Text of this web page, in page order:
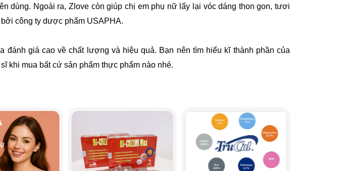
dùng. Ngoài ra, Zlove còn giúp chị em phụ nữ lấy lại vóc dáng thon gon, tươi
công ty dược phẩm USAPHA.
đánh giá cao về chất lượng và hiệu quả. Bạn nên tìm hiểu kĩ thành phần của
khi mua bất cứ sản phẩm thực phẩm nào nhé.